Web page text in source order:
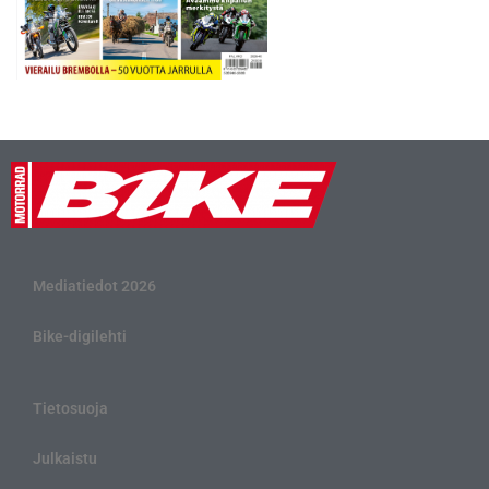
Mediatiedot 2026
Bike-digilehti
Tietosuoja
Julkaistu